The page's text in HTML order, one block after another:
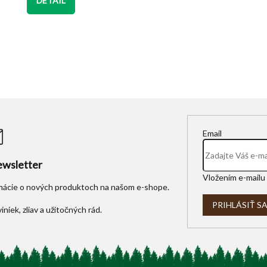
o nových produktoch na našom e-shope.
Email
Vložením e-
PRIHLÁSIŤ SA